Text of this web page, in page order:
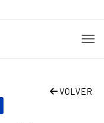
VOLVER